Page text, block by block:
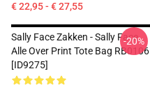
€ 22,95 - € 27,55
Sally Face Zakken - Sally Face
Alle Over Print Tote Bag RB0106
[ID9275]
-20%